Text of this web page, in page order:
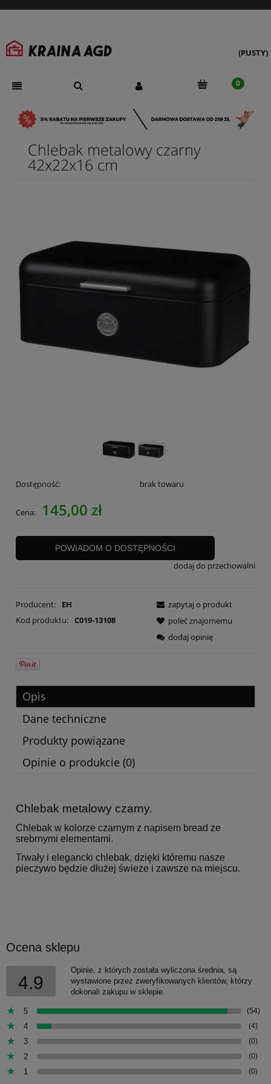
(PUSTY)
Chlebak metalowy czarny
42x22x16 cm
Dostępność: brak towaru
Cena: 145,00 zł
POWIADOM O DOSTĘPNOŚCI
dodaj do przechowalni
Producent:
EH
Kod produktu: C019-13108
zapytaj o produkt
poleć znajomemu
dodaj opinię
Opis
Dane techniczne
Produkty powiązane
Opinie o produkcie (0)
Chlebak metalowy czarny.
Chlebak w kolorze czarnym z napisem bread ze
srebrnymi elementami.
Trwały i elegancki chlebak, dzięki któremu nasze
pieczywo będzie dłużej świeże i zawsze na miejscu.
Ocena sklepu
4.9
Opinie, z których została wyliczona średnia, są
wystawione przez zweryfikowanych klientów, którzy
dokonali zakupu w sklepie.
5 (54)
4 (4)
3 (0)
2 (0)
1 (0)